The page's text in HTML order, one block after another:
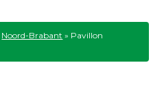
Noord-Brabant » Pavillon